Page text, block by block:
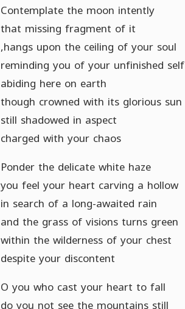
Contemplate the moon intently
that missing fragment of it
hangs upon the ceiling of your soul,
reminding you of your unfinished self
abiding here on earth
though crowned with its glorious sun
still shadowed in aspect
charged with your chaos
Ponder the delicate white haze
you feel your heart carving a hollow
in search of a long-awaited rain
and the grass of visions turns green
within the wilderness of your chest
despite your discontent
O you who cast your heart to fall